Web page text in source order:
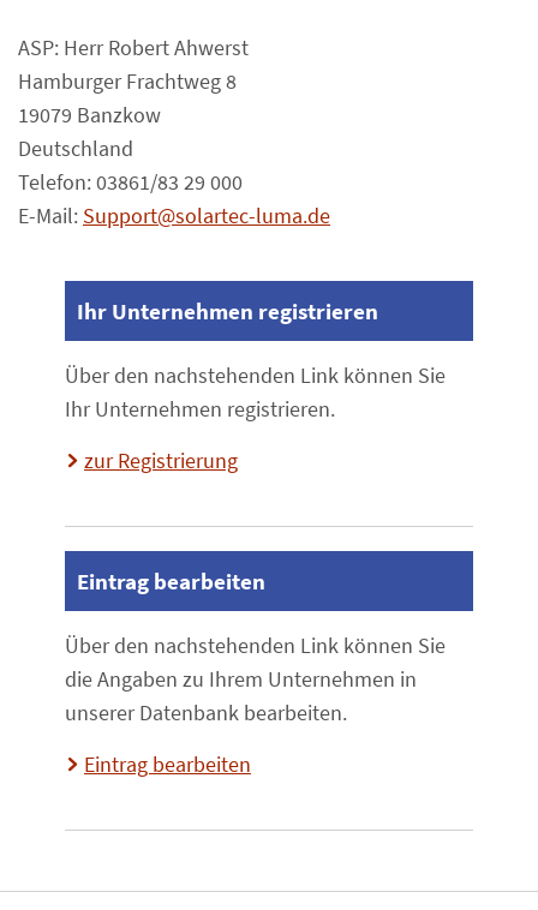
ASP: Herr Robert Ahwerst
Hamburger Frachtweg 8
19079 Banzkow
Deutschland
Telefon: 03861/83 29 000
E-Mail: Support@solartec-luma.de
Ihr Unternehmen registrieren
Über den nachstehenden Link können Sie
Ihr Unternehmen registrieren.
zur Registrierung
Eintrag bearbeiten
Über den nachstehenden Link können Sie
die Angaben zu Ihrem Unternehmen in
unserer Datenbank bearbeiten.
Eintrag bearbeiten